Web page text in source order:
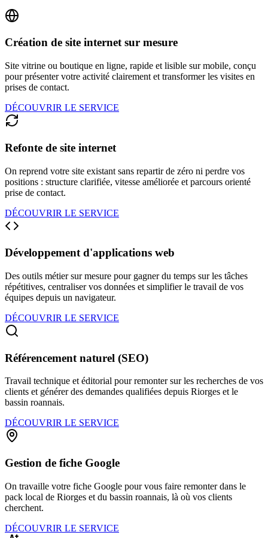
Création de site internet sur mesure
Site vitrine ou boutique en ligne, rapide et lisible sur mobile, conçu
pour présenter votre activité clairement et transformer les visites en
prises de contact.
DÉCOUVRIR LE SERVICE
Refonte de site internet
On reprend votre site existant sans repartir de zéro ni perdre vos
positions : structure clarifiée, vitesse améliorée et parcours orienté
prise de contact.
DÉCOUVRIR LE SERVICE
Développement d'applications web
Des outils métier sur mesure pour gagner du temps sur les tâches
répétitives, centraliser vos données et simplifier le travail de vos
équipes depuis un navigateur.
DÉCOUVRIR LE SERVICE
Référencement naturel (SEO)
Travail technique et éditorial pour remonter sur les recherches de vos
clients et générer des demandes qualifiées depuis Riorges et le
bassin roannais.
DÉCOUVRIR LE SERVICE
Gestion de fiche Google
On travaille votre fiche Google pour vous faire remonter dans le
pack local de Riorges et du bassin roannais, là où vos clients
cherchent.
DÉCOUVRIR LE SERVICE